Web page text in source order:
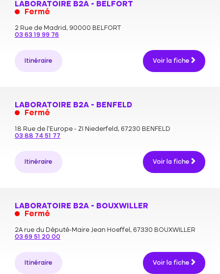
LABORATOIRE B2A - BELFORT
Fermé
2 Rue de Madrid, 90000 BELFORT
03 63 19 99 76
Itinéraire Voir la fiche
LABORATOIRE B2A - BENFELD
Fermé
18 Rue de l'Europe - ZI Niederfeld, 67230 BENFELD
03 88 74 51 77
Itinéraire Voir la fiche
LABORATOIRE B2A - BOUXWILLER
Fermé
2A rue du Député-Maire Jean Hoeffel, 67330 BOUXWILLER
03 69 51 20 00
Itinéraire Voir la fiche